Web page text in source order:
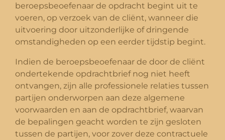
beroepsbeoefenaar de opdracht begint uit te
voeren, op verzoek van de cliënt, wanneer die
uitvoering door uitzonderlijke of dringende
omstandigheden op een eerder tijdstip begint.
Indien de beroepsbeoefenaar de door de cliënt
ondertekende opdrachtbrief nog niet heeft
ontvangen, zijn alle professionele relaties tussen
partijen onderworpen aan deze algemene
voorwaarden en aan de opdrachtbrief, waarvan
de bepalingen geacht worden te zijn gesloten
tussen de partijen, voor zover deze contractuele